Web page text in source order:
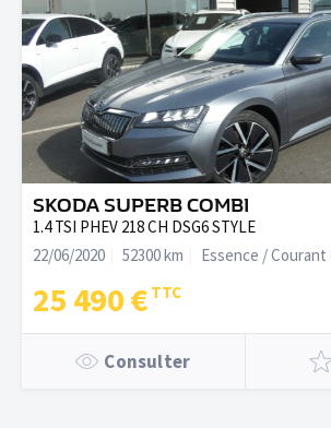
SKODA SUPERB COMBI
1.4 TSI PHEV 218 CH DSG6 STYLE
22/06/2020
52300 km Essence / Courant
25 490 €
Consulter